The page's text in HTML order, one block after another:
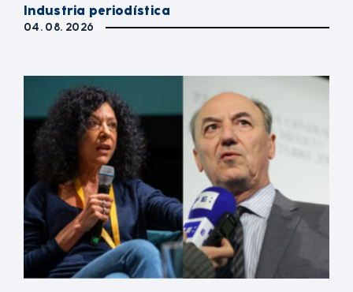
Industria periodística
04. 08. 2026